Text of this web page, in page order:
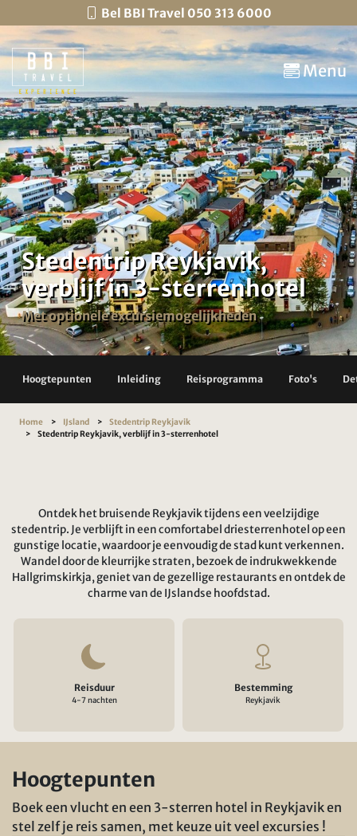
Bel BBI Travel 050 313 6000
Menu
Stedentrip Reykjavik,
verblijf in 3-sterrenhotel
Met optionele excursiemogelijkheden
Hoogtepunten Inleiding Reisprogramma Foto's
Home IJsland
Stedentrip Reykjavik
Stedentrip Reykjavik, verblijf in 3-sterrenhotel
Ontdek het bruisende Reykjavik tijdens een veelzijdige
stedentrip. Je verblijft in een comfortabel driesterrenhotel op een
gunstige locatie, waardoor je eenvoudig de stad kunt verkennen.
Wandel door de kleurrijke straten, bezoek de indrukwekkende
Hallgrimskirkja, geniet van de gezellige restaurants en ontdek de
charme van de IJslandse hoofdstad.
Reisduur
4-7 nachten
Bestemming
Reykjavik
Hoogtepunten
Boek een vlucht en een 3-sterren hotel in Reykjavik en
stel zelf je reis samen, met keuze uit veel excursies !